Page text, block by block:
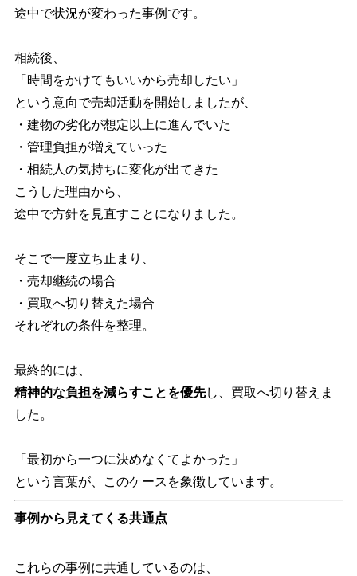
途中で状況が変わった事例です。
相続後、
「時間をかけてもいいから売却したい」
という意向で売却活動を開始しましたが、
・建物の劣化が想定以上に進んでいた
・管理負担が増えていった
・相続人の気持ちに変化が出てきた
こうした理由から、
途中で方針を見直すことになりました。
そこで一度立ち止まり、
・売却継続の場合
・買取へ切り替えた場合
それぞれの条件を整理。
最終的には、
精神的な負担を減らすことを優先し、買取へ切り替えま
した。
「最初から一つに決めなくてよかった」
という言葉が、このケースを象徴しています。
事例から見えてくる共通点
これらの事例に共通しているのは、